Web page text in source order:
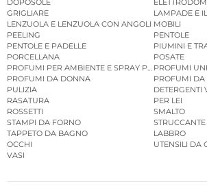
GRIGLIARE
LAMPADE E
LENZUOLA E LENZUOLA CON ANGOLI MOBILI
PEELING
PENTOLE
PENTOLE E PADELLE
PIUMINI E
PORCELLANA
POSATE
PROFUMI PER AMBIENTE E SPRAY PER AMBIENTE
PROFUMI
PROFUMI DA DONNA
PROFUMI
PULIZIA
DETERGENTI
RASATURA
PER LEI
ROSSETTI
SMALTO
STAMPI DA FORNO
TAPPETO DA BAGNO
LABBRO
OCCHI
UTENSILI DA
VASI